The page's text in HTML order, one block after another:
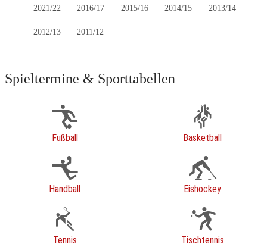
2021/22 2016/17 2015/16 2014/15 2013/14
2012/13 2011/12
Spieltermine & Sporttabellen
Fußball Basketball
Handball Eishockey
Tennis Tischtennis